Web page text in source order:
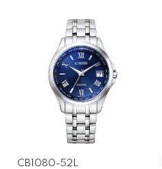
CB1080-52L